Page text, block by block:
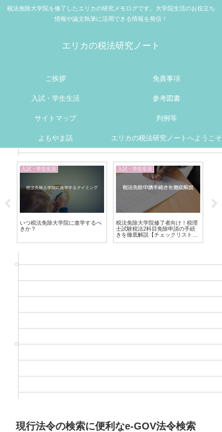
税法免除大学院を修了したエリカの研究メモログです。大学院生活のお役立ち
情報や論文執筆に活用できる情報を発信！
エリカの税法研究ノート
ご挨拶 免責事項
入試・学生生活 参考図書
サイトマップ 判例等
よもやま話 エリカの税法研究ノートへようこそ
入試・学生生活
いつ税法免除大学院に進学するべ
きか？
入試・学生生活
税法免除大学院修了者向け！税理
士試験税法2科目免除申請の手続
きを徹底解説【チェックリスト付
現行法令の検索に便利なe-GOV法令検索